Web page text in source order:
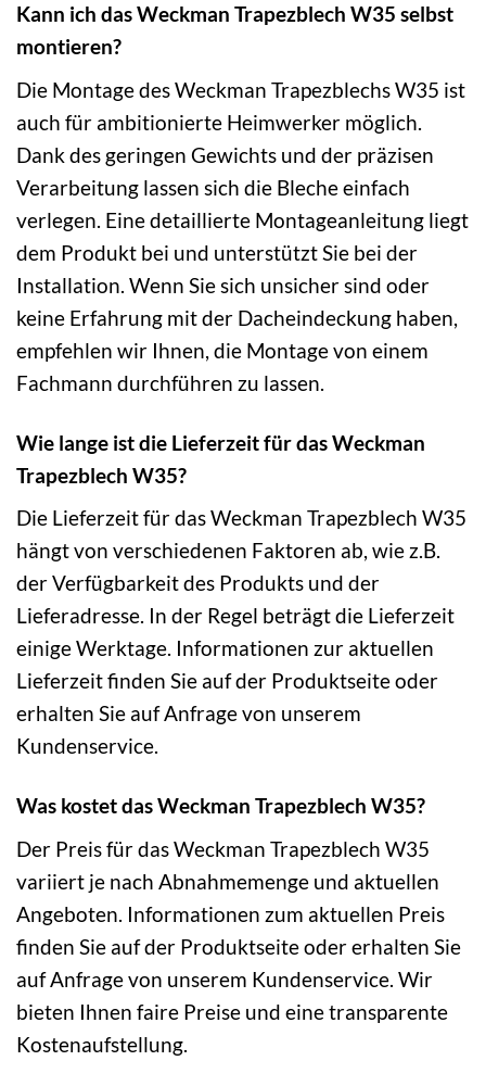
Kann ich das Weckman Trapezblech W35 selbst
montieren?
Die Montage des Weckman Trapezblechs W35 ist
auch für ambitionierte Heimwerker möglich.
Dank des geringen Gewichts und der präzisen
Verarbeitung lassen sich die Bleche einfach
verlegen. Eine detaillierte Montageanleitung liegt
dem Produkt bei und unterstützt Sie bei der
Installation. Wenn Sie sich unsicher sind oder
keine Erfahrung mit der Dacheindeckung haben,
empfehlen wir Ihnen, die Montage von einem
Fachmann durchführen zu lassen.
Wie lange ist die Lieferzeit für das Weckman
Trapezblech W35?
Die Lieferzeit für das Weckman Trapezblech W35
hängt von verschiedenen Faktoren ab, wie z.B.
der Verfügbarkeit des Produkts und der
Lieferadresse. In der Regel beträgt die Lieferzeit
einige Werktage. Informationen zur aktuellen
Lieferzeit finden Sie auf der Produktseite oder
erhalten Sie auf Anfrage von unserem
Kundenservice.
Was kostet das Weckman Trapezblech W35?
Der Preis für das Weckman Trapezblech W35
variiert je nach Abnahmemenge und aktuellen
Angeboten. Informationen zum aktuellen Preis
finden Sie auf der Produktseite oder erhalten Sie
auf Anfrage von unserem Kundenservice. Wir
bieten Ihnen faire Preise und eine transparente
Kostenaufstellung.